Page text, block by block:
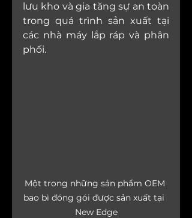
lưu kho và gia tăng sự an toàn
trong quá trình sản xuất tại
các nhà máy lắp ráp và phân
phối.
Một trong những sản phẩm OEM
bao bì đóng gói được sản xuất tại
New Edge